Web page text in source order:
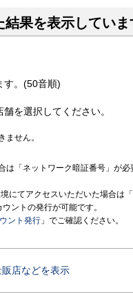
果を表示していま
す。(50音順)
を選択してください。
ません。
は「ネットワーク暗証番号」が
にてアクセスいただいた場合は
ントの発行が可能です。
ント発行 」でご確認ください。
販店などを表示